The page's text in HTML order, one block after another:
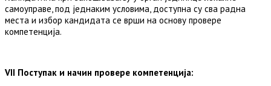
самоуправе, под једнаким условима, доступна су сва радна
места и избор кандидата се врши на основу провере
компетенција.
VII Поступак и начин провере компетенција: